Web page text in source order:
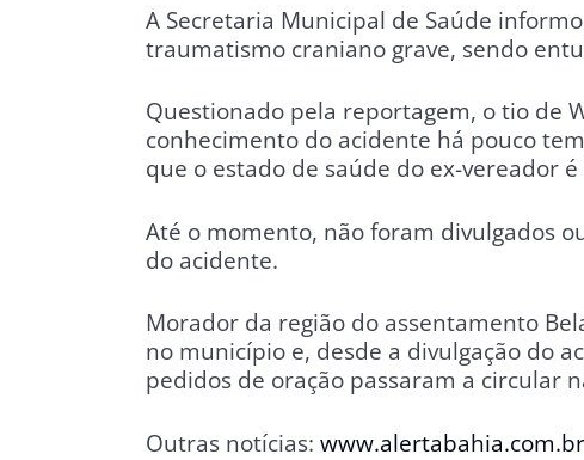
A Secretaria Municipal de Saúde
traumatismo craniano grave, sendo
Questionado pela reportagem, o tio de
conhecimento do acidente há pouco
que o estado de saúde do ex-vereador
Até o momento, não foram divulgados
do acidente.
Morador da região do assentamento
no município e, desde a divulgação do
pedidos de oração passaram a circular
Outras notícias: www.alertabahia.com.br